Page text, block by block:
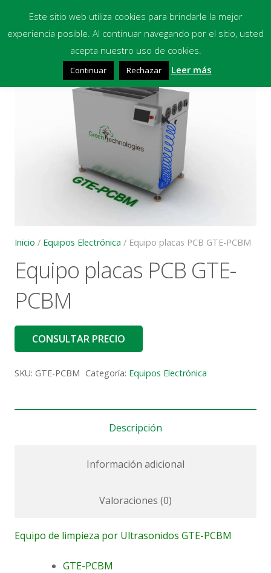
Productos Químicos
Inicio / Equipos Electrónica / Equipo placas PCB GTE-PCBM
Equipo placas PCB GTE-
PCBM
CONSULTAR PRECIO
SKU: GTE-PCBM Categoría: Equipos Electrónica
Descripción
Información adicional
Valoraciones (0)
Equipo de limpieza por Ultrasonidos GTE-PCBM
GTE-PCBM
Este sitio web utiliza cookies para brindarle la mejor
experiencia posible. Al continuar navegando por el sitio, usted
acepta nuestro uso de cookies.
Continuar Rechazar Leer más